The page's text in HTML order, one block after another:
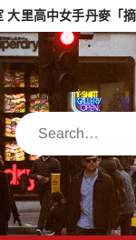
手丹麥「摘金奪銅」
Search